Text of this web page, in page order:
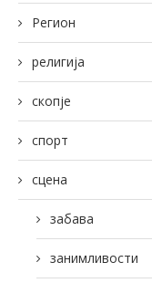
Регион
религија
скопје
спорт
сцена
забава
занимливости